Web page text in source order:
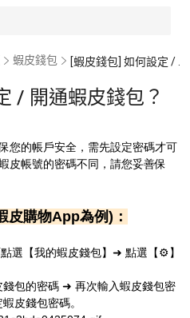
蝦皮錢包 [蝦皮錢包] 如何設定 / 開通蝦皮錢包？(第一次設定)
/ 開通蝦皮錢包？
您的帳戶安全，需先設定密碼才可
皮帳號的密碼不同，請您妥善保
皮購物App為例)：
選【我的蝦皮錢包】➜ 點選【⚙️】
包的密碼 ➜ 再次輸入蝦皮錢包密
皮錢包密碼。